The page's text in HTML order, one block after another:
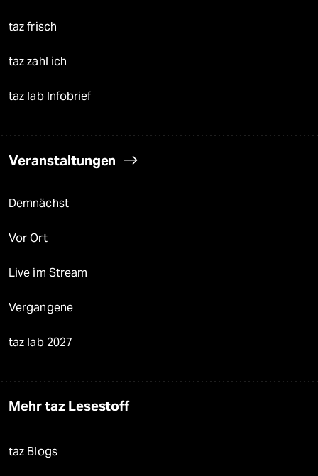
taz frisch
taz zahl ich
taz lab Infobrief
Veranstaltungen
Demnächst
Vor Ort
Live im Stream
Vergangene
taz lab 2027
Mehr taz Lesestoff
taz Blogs